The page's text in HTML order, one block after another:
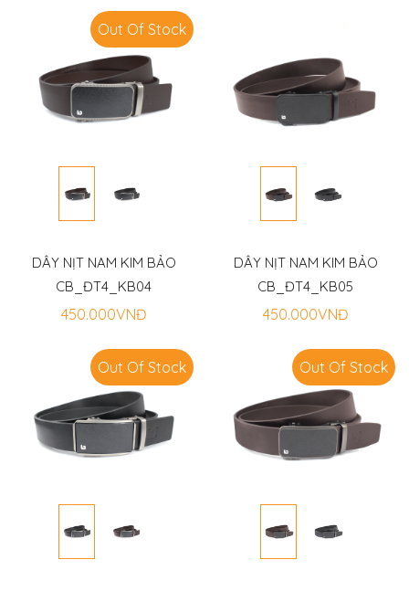
Out Of Stock
DÂY NỊT NAM KIM BẢO
CB_ĐT4_KB04
450.000VNĐ
DÂY NỊT NAM KIM BẢO
CB_ĐT4_KB05
450.000VNĐ
Out Of Stock Out Of Stock